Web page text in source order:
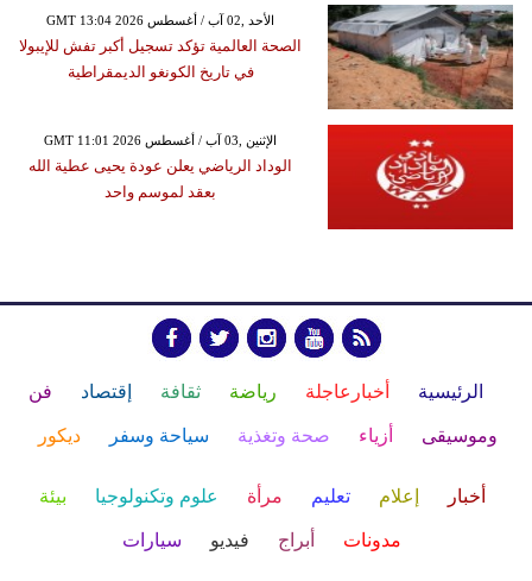
GMT 13:04 2026 الأحد ,02 آب / أغسطس
الصحة العالمية تؤكد تسجيل أكبر تفش للإيبولا
في تاريخ الكونغو الديمقراطية
GMT 11:01 2026 الإثنين ,03 آب / أغسطس
الوداد الرياضي يعلن عودة يحيى عطية الله
بعقد لموسم واحد
الرئيسية أخبارعاجلة رياضة ثقافة إقتصاد فن
وموسيقى أزياء صحة وتغذية سياحة وسفر ديكور
أخبار إعلام تعليم مرأة علوم وتكنولوجيا بيئة
مدونات أبراج فيديو سيارات